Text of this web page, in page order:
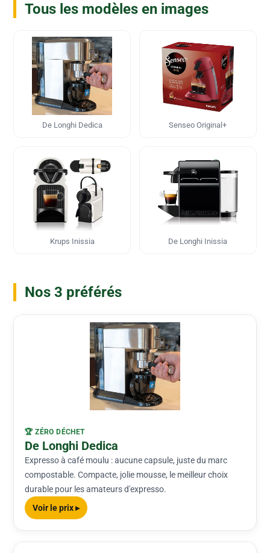
Tous les modèles en images
De Longhi Dedica Senseo Original+
Krups Inissia De Longhi Inissia
Nos 3 préférés
🏆 ZÉRO DÉCHET
De Longhi Dedica
Expresso à café moulu : aucune capsule, juste du marc
compostable. Compacte, jolie mousse, le meilleur choix
durable pour les amateurs d'expresso.
Voir le prix ▸